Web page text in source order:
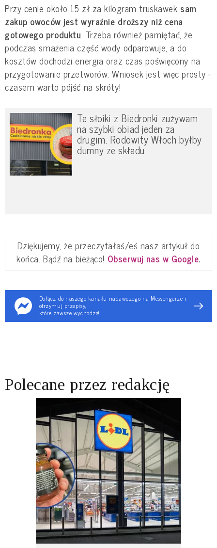
Przy cenie około 15 zł za kilogram truskawek sam
zakup owoców jest wyraźnie droższy niż cena
gotowego produktu. Trzeba również pamiętać, że
podczas smażenia część wody odparowuje, a do
kosztów dochodzi energia oraz czas poświęcony na
przygotowanie przetworów. Wniosek jest więc prosty -
czasem warto pójść na skróty!
Te słoiki z Biedronki zużywam
na szybki obiad jeden za
drugim. Rodowity Włoch byłby
dumny ze składu
Dziękujemy, że przeczytałaś/eś nasz artykuł do
końca. Bądź na bieżąco! Obserwuj nas w Google.
Dołącz do naszego kanału nadawczego na Messengerze i
otrzymuj przepisy,
które zawsze wychodzą!
Polecane przez redakcję